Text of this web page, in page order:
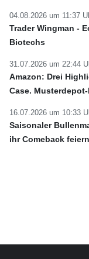
04.08.2026 um 11:37
Trader Wingman -
Biotechs
31.07.2026 um 22:44
Amazon: Drei
Case.
16.07.2026 um 10:33
Saisonaler
ihr Comeback feiern